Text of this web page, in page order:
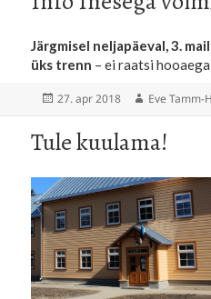
Järgmisel neljapäeval, 3.
üks trenn – ei raatsi
Postitatud
27. apr 2018 Autor
Eve Tamm-
Tule kuulama!